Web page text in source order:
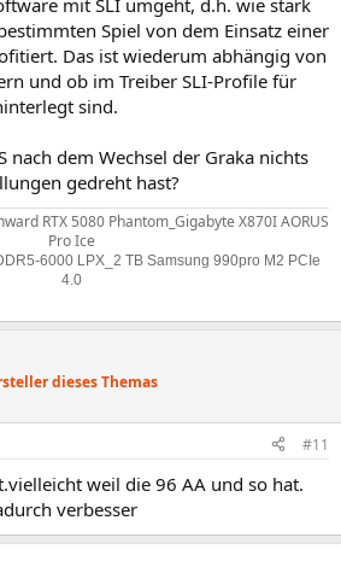
mit SLI umgeht, d.h. wie stark
Spiel von dem Einsatz einer
Das ist wiederum abhängig von
und ob im Treiber SLI-Profile für
sind.
nach dem Wechsel der Graka nichts
gedreht hast?
RTX 5080 Phantom_Gigabyte X870I AORUS
Pro Ice
6000 LPX_2 TB Samsung 990pro M2 PCIe
4.0
dieses Themas
#11
weil die 96 AA und so hat.
verbesser